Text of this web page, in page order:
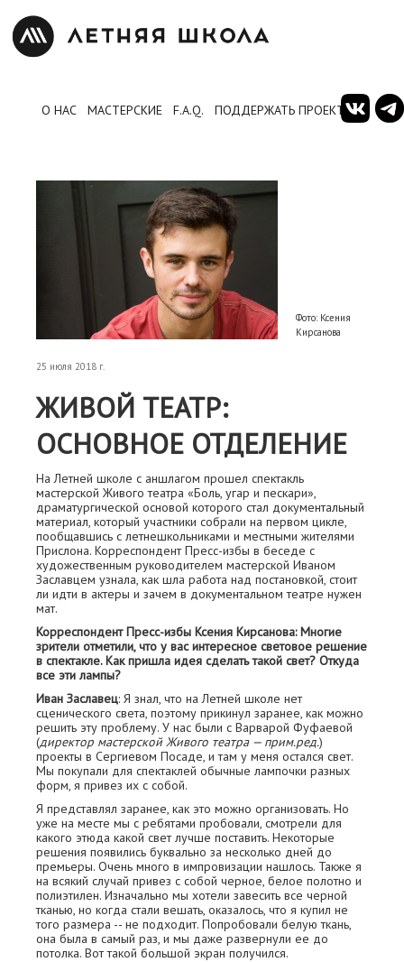
О НАС МАСТЕРСКИЕ F.A.Q. ПОДДЕРЖАТЬ ПРОЕКТ
Фото: Ксения
Кирсанова
25 июля 2018 г.
ЖИВОЙ ТЕАТР:
ОСНОВНОЕ ОТДЕЛЕНИЕ
На Летней школе с аншлагом прошел спектакль
мастерской Живого театра «Боль, угар и пескари»,
драматургической основой которого стал документальный
материал, который участники собрали на первом цикле,
пообщавшись с летнешкольниками и местными жителями
Прислона. Корреспондент Пресс-избы в беседе с
художественным руководителем мастерской Иваном
Заславцем узнала, как шла работа над постановкой, стоит
ли идти в актеры и зачем в документальном театре нужен
мат.
Корреспондент Пресс-избы Ксения Кирсанова: Многие
зрители отметили, что у вас интересное световое решение
в спектакле. Как пришла идея сделать такой свет? Откуда
все эти лампы?
Иван Заславец: Я знал, что на Летней школе нет
сценического света, поэтому прикинул заранее, как можно
решить эту проблему. У нас были с Варварой Фуфаевой
(директор мастерской Живого театра — прим.ред.)
проекты в Сергиевом Посаде, и там у меня остался свет.
Мы покупали для спектаклей обычные лампочки разных
форм, я привез их с собой.
Я представлял заранее, как это можно организовать. Но
уже на месте мы с ребятами пробовали, смотрели для
какого этюда какой свет лучше поставить. Некоторые
решения появились буквально за несколько дней до
премьеры. Очень много в импровизации нашлось. Также я
на всякий случай привез с собой черное, белое полотно и
полиэтилен. Изначально мы хотели завесить все черной
тканью, но когда стали вешать, оказалось, что я купил не
того размера -- не подходит. Попробовали белую ткань,
она была в самый раз, и мы даже развернули ее до
потолка. Вот такой большой экран получился.